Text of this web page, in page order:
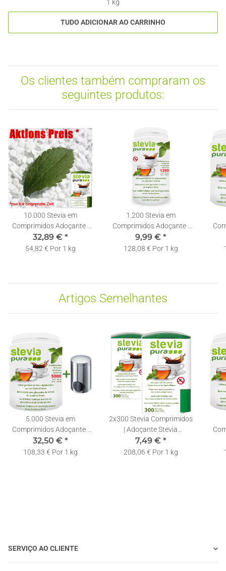
1 kg
TUDO ADICIONAR AO CARRINHO
Os clientes também compraram os
seguintes produtos:
10.000 Stevia em
Comprimidos Adoçante |
Recarga | Pastilhas de
Stevia + Doseador
32,89 € *
54,82 € Por 1 kg
1.200 Stevia em
Comprimidos Adoçante |
Recarga | Pastilhas de
Stevia + Doseador
9,99 € *
128,08 € Por 1 kg
Artigos Semelhantes
5.000 Stevia em
Comprimidos Adoçante |
Recarga | Doseador de
Edulcorante de Inox
32,50 € *
108,33 € Por 1 kg
2x300 Stevia Comprimidos
| Adoçante Stevia
Doseador | Recarregável |
Pastilhas de Stevia
7,49 € *
208,06 € Por 1 kg
SERVIÇO AO CLIENTE